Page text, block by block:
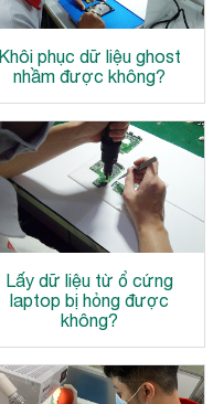
Khôi phục dữ liệu ghost
nhầm được không?
Lấy dữ liệu từ ổ cứng
laptop bị hỏng được
không?